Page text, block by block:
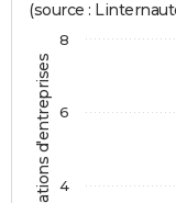
(source :
4
6
8